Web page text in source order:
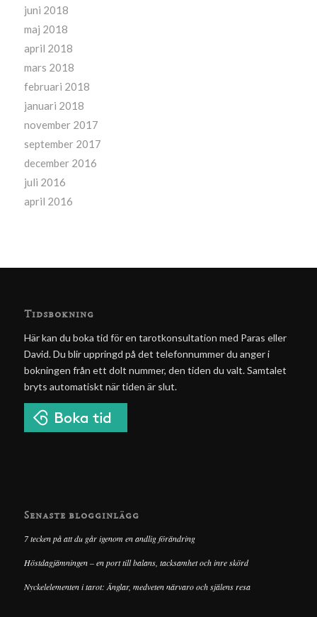
juni 2018
maj 2018
april 2018
mars 2018
februari 2018
januari 2018
november 2017
september 2017
december 2016
juli 2016
april 2016
Tidsbokning
Här kan du boka tid för en tarotkonsultation med Paras eller
David. Du blir uppringd på det telefonnummer du anger i
bokningen från ett dolt nummer, den tiden du valt. Samtalet
bryts automatiskt när tiden är slut.
Senaste blogginlägg
7 tecken på att du går igenom en andlig förändring
Höstdagjämningen – en port till balans, tacksamhet och inre skörd
Nyckelelementen i tarot: Änglar, medveten närvaro och själens resa